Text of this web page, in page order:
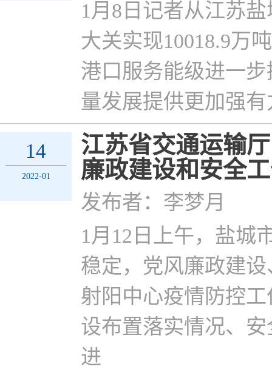
1月8日记者从江苏
大关实现10018.9万
港口服务能级进一
量发展提供更加强
14
2022-01
江苏省交通运输
廉政建设和安全
发布者：李梦月
1月12日上午，盐城
稳定，党风廉政建
射阳中心疫情防控
设布置落实情况、
进